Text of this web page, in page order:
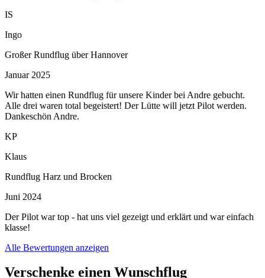
IS
Ingo
Großer Rundflug über Hannover
Januar 2025
Wir hatten einen Rundflug für unsere Kinder bei Andre gebucht.
Alle drei waren total begeistert! Der Lütte will jetzt Pilot werden.
Dankeschön Andre.
KP
Klaus
Rundflug Harz und Brocken
Juni 2024
Der Pilot war top - hat uns viel gezeigt und erklärt und war einfach
klasse!
Alle Bewertungen anzeigen
Verschenke einen Wunschflug